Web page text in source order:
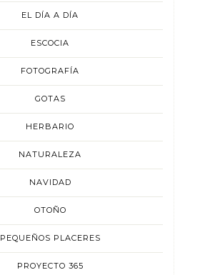
EL DÍA A DÍA
ESCOCIA
FOTOGRAFÍA
GOTAS
HERBARIO
NATURALEZA
NAVIDAD
OTOÑO
PEQUEÑOS PLACERES
PROYECTO 365